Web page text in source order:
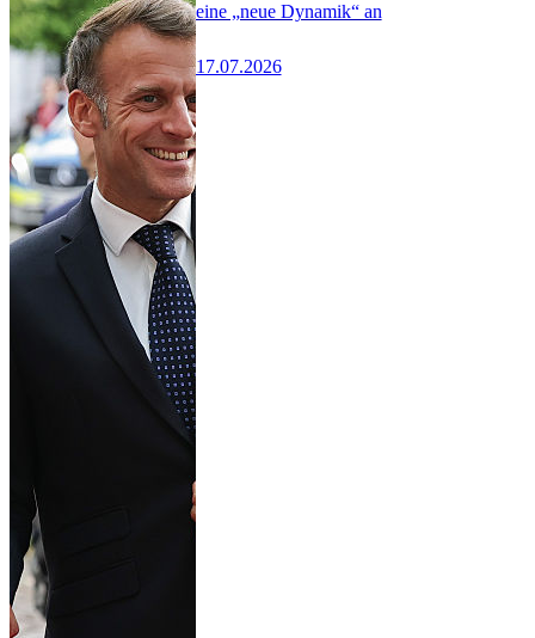
eine „neue Dynamik“ an
17.07.2026